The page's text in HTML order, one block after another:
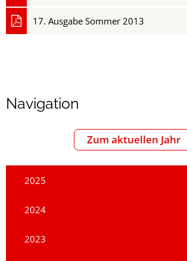
17. Ausgabe Sommer 2013
Navigation
Zum aktuellen Jahr
2025
2024
2023